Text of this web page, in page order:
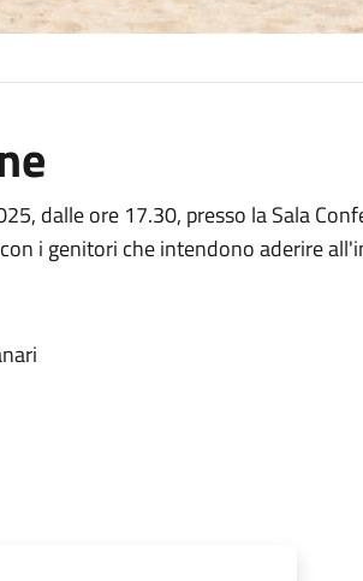
dalle ore 17.30, presso la Sala
i genitori che intendono aderire